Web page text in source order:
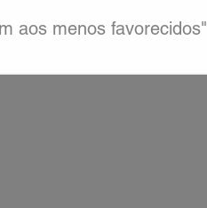
aos menos favorecidos"